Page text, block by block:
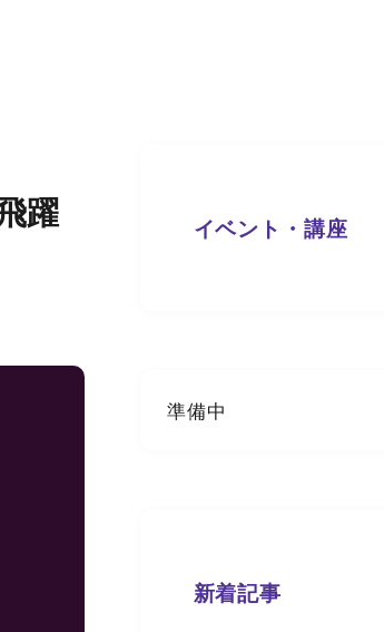
躍
イベント・講座
準備中
新着記事